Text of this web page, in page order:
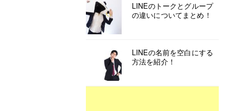
LINEのトークとグループ
の違いについてまとめ！
LINEの名前を空白にする
方法を紹介！